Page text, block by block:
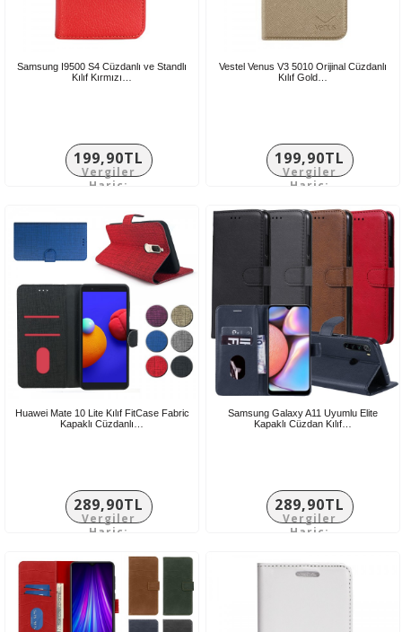
Samsung I9500 S4 Cüzdanlı ve Standlı
Kılıf Kırmızı…
199,90TL
Vergiler
Hariç:
Vestel Venus V3 5010 Orijinal Cüzdanlı
Kılıf Gold…
199,90TL
Vergiler
Hariç:
Huawei Mate 10 Lite Kılıf FitCase Fabric
Kapaklı Cüzdanlı…
289,90TL
Vergiler
Hariç:
Samsung Galaxy A11 Uyumlu Elite
Kapaklı Cüzdan Kılıf…
289,90TL
Vergiler
Hariç: